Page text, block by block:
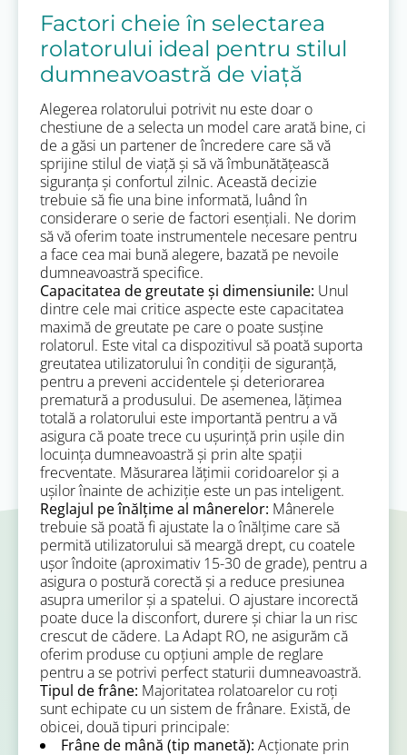
Factori cheie în selectarea
rolatorului ideal pentru stilul
dumneavoastră de viață
Alegerea rolatorului potrivit nu este doar o
chestiune de a selecta un model care arată bine, ci
de a găsi un partener de încredere care să vă
sprijine stilul de viață și să vă îmbunătățească
siguranța și confortul zilnic. Această decizie
trebuie să fie una bine informată, luând în
considerare o serie de factori esențiali. Ne dorim
să vă oferim toate instrumentele necesare pentru
a face cea mai bună alegere, bazată pe nevoile
dumneavoastră specifice.
Capacitatea de greutate și dimensiunile: Unul
dintre cele mai critice aspecte este capacitatea
maximă de greutate pe care o poate susține
rolatorul. Este vital ca dispozitivul să poată suporta
greutatea utilizatorului în condiții de siguranță,
pentru a preveni accidentele și deteriorarea
prematură a produsului. De asemenea, lățimea
totală a rolatorului este importantă pentru a vă
asigura că poate trece cu ușurință prin ușile din
locuința dumneavoastră și prin alte spații
frecventate. Măsurarea lățimii coridoarelor și a
ușilor înainte de achiziție este un pas inteligent.
Reglajul pe înălțime al mânerelor: Mânerele
trebuie să poată fi ajustate la o înălțime care să
permită utilizatorului să meargă drept, cu coatele
ușor îndoite (aproximativ 15-30 de grade), pentru a
asigura o postură corectă și a reduce presiunea
asupra umerilor și a spatelui. O ajustare incorectă
poate duce la disconfort, durere și chiar la un risc
crescut de cădere. La Adapt RO, ne asigurăm că
oferim produse cu opțiuni ample de reglare
pentru a se potrivi perfect staturii dumneavoastră.
Tipul de frâne: Majoritatea rolatoarelor cu roți
sunt echipate cu un sistem de frânare. Există, de
obicei, două tipuri principale:
Frâne de mână (tip manetă): Acționate prin